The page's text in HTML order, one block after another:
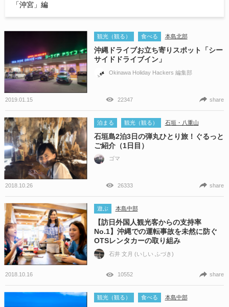
「沖宮」編
観光（観る） 食べる 本島北部
沖縄ドライブお立ち寄りスポット「シー
サイドドライブイン」
Okinawa Holiday Hackers 編集部
2019.01.15 22347 share
泊まる 観光（観る） 石垣・八重山
石垣島2泊3日の弾丸ひとり旅！ぐるっと
ご紹介（1日目）
ゴマ
2018.10.26 26333 share
遊ぶ 本島中部
【訪日外国人観光客からの支持率
No.1】沖縄での運転事故を未然に防ぐ
OTSレンタカーの取り組み
石井 文月 (いしい ふづき)
2018.10.16 10552 share
観光（観る） 食べる 本島中部